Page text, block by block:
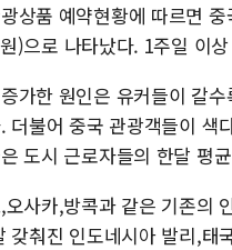
상품 예약현황에 따르면
)으로 나타났다. 1주일 이
가한 원인은 유커들이 갈
더불어 중국 관광객들이
도시 근로자들의 한달 평
사카,방콕과 같은 기존의
갖춰진 인도네시아 발리,